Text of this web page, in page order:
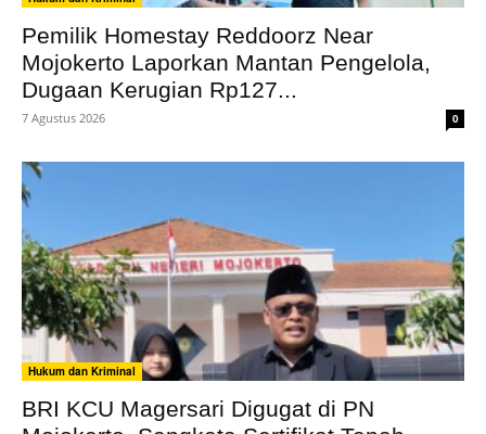
Pemilik Homestay Reddoorz Near
Mojokerto Laporkan Mantan Pengelola,
Dugaan Kerugian Rp127...
7 Agustus 2026 0
Hukum dan Kriminal
BRI KCU Magersari Digugat di PN